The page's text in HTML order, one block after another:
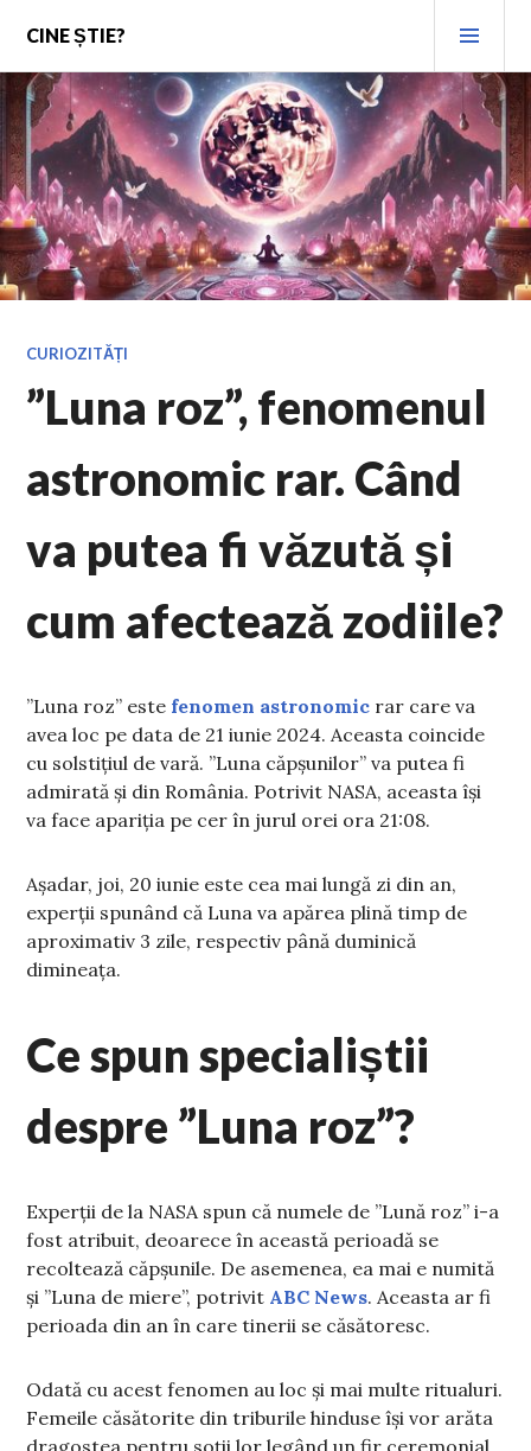
content
CINE ȘTIE?
CURIOZITĂȚI
”Luna roz”, fenomenul
astronomic rar. Când
va putea fi văzută și
cum afectează zodiile?
”Luna roz” este fenomen astronomic rar care va
avea loc pe data de 21 iunie 2024. Aceasta coincide
cu solstițiul de vară. ”Luna căpșunilor” va putea fi
admirată și din România. Potrivit NASA, aceasta își
va face apariția pe cer în jurul orei ora 21:08.
Așadar, joi, 20 iunie este cea mai lungă zi din an,
experții spunând că Luna va apărea plină timp de
aproximativ 3 zile, respectiv până duminică
dimineața.
Ce spun specialiștii
despre ”Luna roz”?
Experții de la NASA spun că numele de ”Lună roz” i-a
fost atribuit, deoarece în această perioadă se
recoltează căpșunile. De asemenea, ea mai e numită
și ”Luna de miere”, potrivit ABC News. Aceasta ar fi
perioada din an în care tinerii se căsătoresc.
Odată cu acest fenomen au loc și mai multe ritualuri.
Femeile căsătorite din triburile hinduse își vor arăta